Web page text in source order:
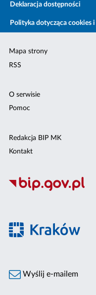
Deklaracja dostępności
Polityka dotycząca cookies
Mapa strony
RSS
O serwisie
Pomoc
Redakcja BIP MK
Kontakt
Wyślij e-mailem